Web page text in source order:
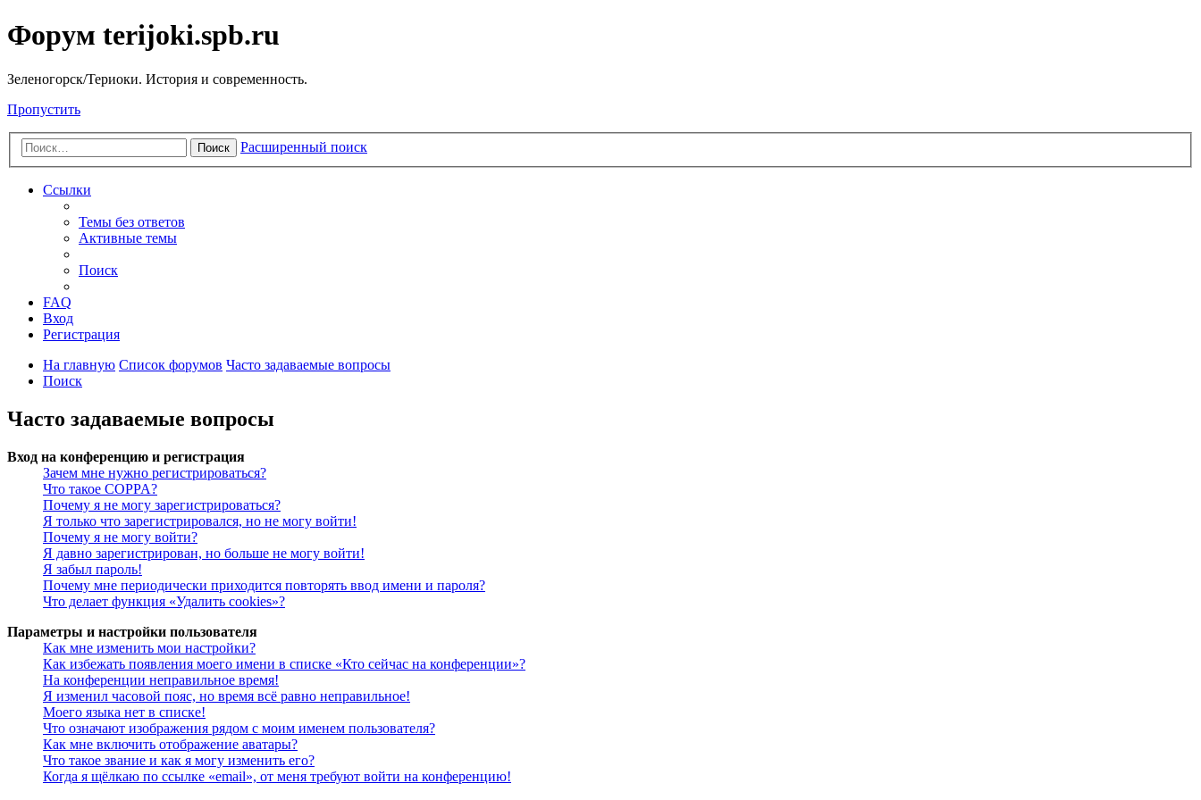
Форум terijoki.spb.ru
Зеленогорск/Териоки. История и современность.
Пропустить
Поиск Расширенный поиск
Ссылки
Темы без ответов
Активные темы
Поиск
FAQ
Вход
Регистрация
На главную Список форумов Часто задаваемые вопросы
Поиск
Часто задаваемые вопросы
Вход на конференцию и регистрация
Зачем мне нужно регистрироваться?
Что такое COPPA?
Почему я не могу зарегистрироваться?
Я только что зарегистрировался, но не могу войти!
Почему я не могу войти?
Я давно зарегистрирован, но больше не могу войти!
Я забыл пароль!
Почему мне периодически приходится повторять ввод имени и пароля?
Что делает функция «Удалить cookies»?
Параметры и настройки пользователя
Как мне изменить мои настройки?
Как избежать появления моего имени в списке «Кто сейчас на конференции»?
На конференции неправильное время!
Я изменил часовой пояс, но время всё равно неправильное!
Моего языка нет в списке!
Что означают изображения рядом с моим именем пользователя?
Как мне включить отображение аватары?
Что такое звание и как я могу изменить его?
Когда я щёлкаю по ссылке «email», от меня требуют войти на конференцию!